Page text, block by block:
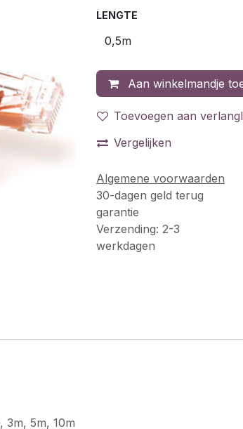
LENGTE
Aan winkelmandje
Toevoegen aan
Vergelijken
Algemene voorwaarden
30-dagen geld terug
garantie
Verzending: 2-3
werkdagen
, 3m, 5m, 10m